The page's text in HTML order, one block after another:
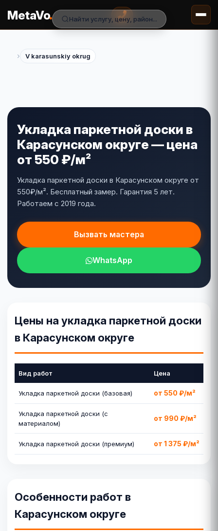
MetaVo.
› V karasunskiy okrug
Укладка паркетной доски в
Карасунском округе — цена
от 550 ₽/м²
Укладка паркетной доски в Карасунском округе от
550₽/м². Бесплатный замер. Гарантия 5 лет.
Работаем с 2019 года.
Вызвать мастера
WhatsApp
Цены на укладка паркетной доски
в Карасунском округе
Вид работ Цена
Укладка паркетной доски (базовая) от 550 ₽/м²
Укладка паркетной доски (с
материалом)
от 990 ₽/м²
Укладка паркетной доски (премиум) от 1 375 ₽/м²
Особенности работ в
Карасунском округе
Найти услугу, цену, район...